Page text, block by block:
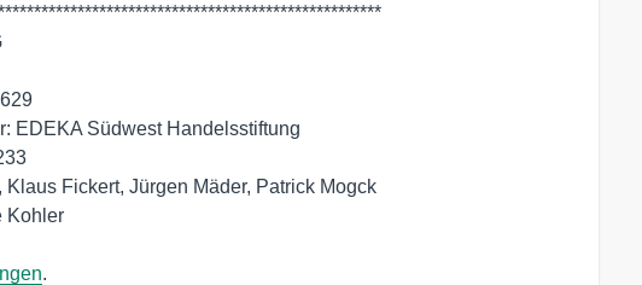
EDEKA Südwest Handelsstiftung
Fickert, Jürgen Mäder, Patrick Mogck
Kohler
.